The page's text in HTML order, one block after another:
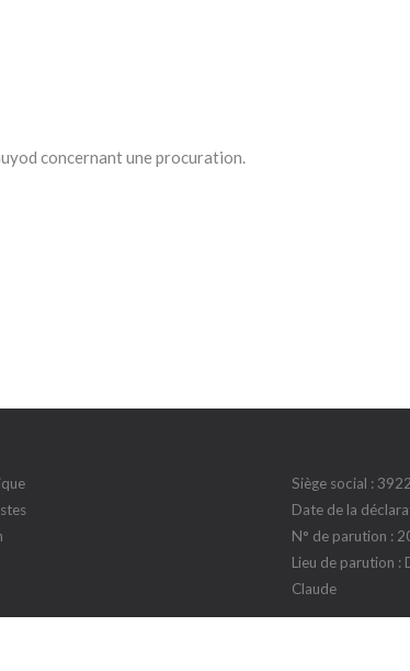
concernant une procuration.
Siège social :
Date de la
N° de parution :
Lieu de parution :
Claude